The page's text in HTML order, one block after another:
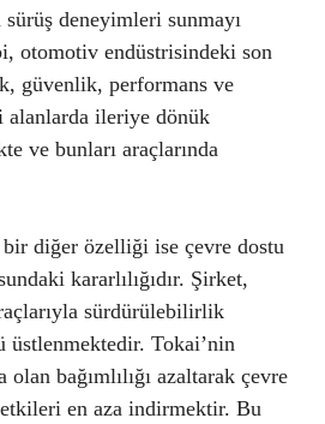
sürüş deneyimleri sunmayı
otomotiv endüstrisindeki son
güvenlik, performans ve
ileriye dönük
ve bunları araçlarında
bir diğer özelliği ise çevre dostu
kararlılığıdır. Şirket,
sürdürülebilirlik
üstlenmektedir. Tokai’nin
olan bağımlılığı azaltarak çevre
en aza indirmektir. Bu